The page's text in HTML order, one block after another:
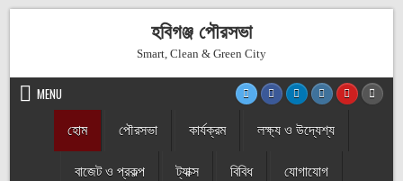
হবিগঞ্জ পৌরসভা
Smart, Clean & Green City
MENU
হোম পৌরসভা কার্যক্রম লক্ষ্য ও উদ্যেশ্য
বাজেট ও প্রকল্প ট্যাক্স বিবিধ যোগাযোগ